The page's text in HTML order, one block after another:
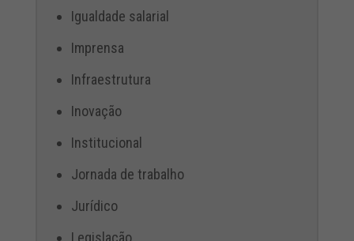
Igualdade salarial
Imprensa
Infraestrutura
Inovação
Institucional
Jornada de trabalho
Jurídico
Legislação